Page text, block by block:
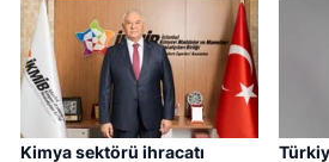
Kimya sektörü ihracatı